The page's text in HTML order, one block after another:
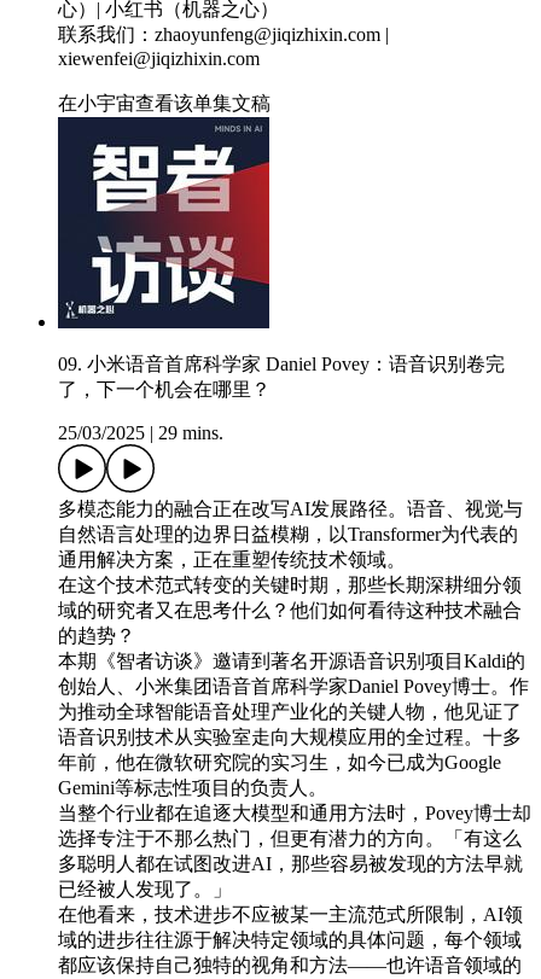
心）| 小红书（机器之心）
联系我们：zhaoyunfeng@jiqizhixin.com |
xiewenfei@jiqizhixin.com
在小宇宙查看该单集文稿
09. 小米语音首席科学家 Daniel Povey：语音识别卷完
了，下一个机会在哪里？
25/03/2025 29 mins.
多模态能力的融合正在改写AI发展路径。语音、视觉与
自然语言处理的边界日益模糊，以Transformer为代表的
通用解决方案，正在重塑传统技术领域。
在这个技术范式转变的关键时期，那些长期深耕细分领
域的研究者又在思考什么？他们如何看待这种技术融合
的趋势？
本期《智者访谈》邀请到著名开源语音识别项目Kaldi的
创始人、小米集团语音首席科学家Daniel Povey博士。作
为推动全球智能语音处理产业化的关键人物，他见证了
语音识别技术从实验室走向大规模应用的全过程。十多
年前，他在微软研究院的实习生，如今已成为Google
Gemini等标志性项目的负责人。
当整个行业都在追逐大模型和通用方法时，Povey博士却
选择专注于不那么热门，但更有潜力的方向。「有这么
多聪明人都在试图改进AI，那些容易被发现的方法早就
已经被人发现了。」
在他看来，技术进步不应被某一主流范式所限制，AI领
域的进步往往源于解决特定领域的具体问题，每个领域
都应该保持自己独特的视角和方法——也许语音领域的